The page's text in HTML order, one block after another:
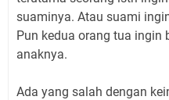
suaminya. Atau suami
Pun kedua orang tua ingin
anaknya.
Ada yang salah dengan